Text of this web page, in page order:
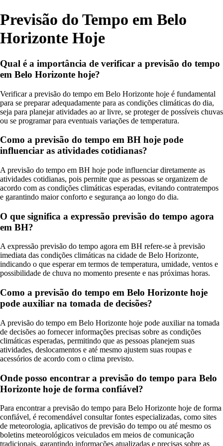
Previsão do Tempo em Belo
Horizonte Hoje
Qual é a importância de verificar a previsão do tempo
em Belo Horizonte hoje?
Verificar a previsão do tempo em Belo Horizonte hoje é fundamental
para se preparar adequadamente para as condições climáticas do dia,
seja para planejar atividades ao ar livre, se proteger de possíveis chuvas
ou se programar para eventuais variações de temperatura.
Como a previsão do tempo em BH hoje pode
influenciar as atividades cotidianas?
A previsão do tempo em BH hoje pode influenciar diretamente as
atividades cotidianas, pois permite que as pessoas se organizem de
acordo com as condições climáticas esperadas, evitando contratempos
e garantindo maior conforto e segurança ao longo do dia.
O que significa a expressão previsão do tempo agora
em BH?
A expressão previsão do tempo agora em BH refere-se à previsão
imediata das condições climáticas na cidade de Belo Horizonte,
indicando o que esperar em termos de temperatura, umidade, ventos e
possibilidade de chuva no momento presente e nas próximas horas.
Como a previsão do tempo em Belo Horizonte hoje
pode auxiliar na tomada de decisões?
A previsão do tempo em Belo Horizonte hoje pode auxiliar na tomada
de decisões ao fornecer informações precisas sobre as condições
climáticas esperadas, permitindo que as pessoas planejem suas
atividades, deslocamentos e até mesmo ajustem suas roupas e
acessórios de acordo com o clima previsto.
Onde posso encontrar a previsão do tempo para Belo
Horizonte hoje de forma confiável?
Para encontrar a previsão do tempo para Belo Horizonte hoje de forma
confiável, é recomendável consultar fontes especializadas, como sites
de meteorologia, aplicativos de previsão do tempo ou até mesmo os
boletins meteorológicos veiculados em meios de comunicação
tradicionais, garantindo informações atualizadas e precisas sobre as